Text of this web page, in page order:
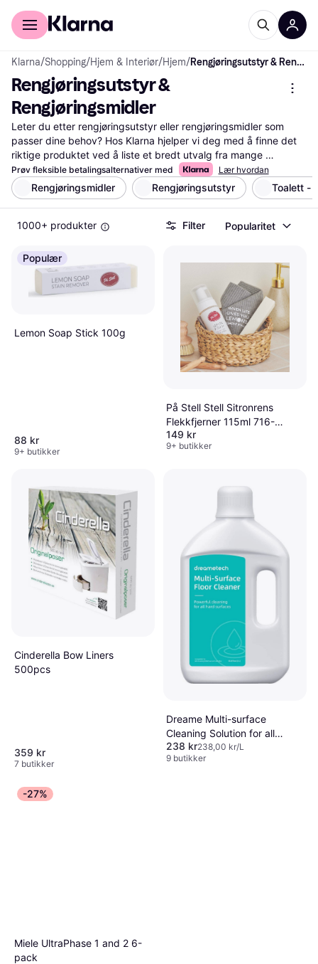
For kunder
Klarna/Shopping/Hjem & Interiør/Hjem/ Rengjøringsutstyr & Rengjøringsmidler
Rengjøringsutstyr &
Rengjøringsmidler
Leter du etter rengjøringsutstyr eller rengjøringsmidler som
passer dine behov? Hos Klarna hjelper vi deg med å finne det
riktige produktet ved å liste et bredt utvalg fra mange
forskjellige merker. Våre praktiske filtre lar deg enkelt sortere
etter pris, merke eller spesifikasjoner, slik at du finner det som
passer din hverdag best. Enten du trenger kraftige
rengjøringsmidler for kjøkkenet eller miljøvennlige alternativer
for hjemmet, kan du raskt navigere blant alle tilbudene. Les
fungerer i praksis. Vi sørger for at du får mest verdi for
pengene ved å gi deg oppdatert informasjon og
sammenligninger. Klarna guider deg til et godt valg ved å gi
deg all nødvendig informasjon på ett sted. Start her for å finne
ditt neste rengjøringsutstyr eller rengjøringsmiddel!
Les mer om rengjøringsutstyr & rengjøringsmidler her
Prøv fleksible betalingsalternativer med Lær hvordan
Rengjøringsmidler Rengjøringsutstyr Toalett -
1000+ produkter Filter Popularitet
Populær
Lemon Soap Stick 100g
88 kr
9+ butikker
På Stell Stell Sitronrens
Flekkfjerner 115ml 716-
1406730000
149 kr
9+ butikker
Cinderella Bow Liners
500pcs
359 kr
7 butikker
Dreame Multi-surface
Cleaning Solution for all
Robot Vacuums 1L
238 kr238,00 kr/L
9 butikker
-27%
Miele UltraPhase 1 and 2 6-
pack